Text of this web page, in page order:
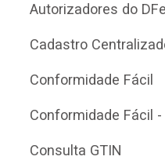
Autorizadores do DFe
Cadastro
Conformidade Fácil
Conformidade Fácil
Consulta GTIN